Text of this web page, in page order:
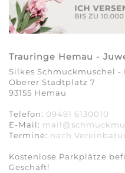
Trauringe Hemau -
Silkes Schmuckmuschel -
Oberer Stadtplatz 7
93155 Hemau
Telefon: 09491 6130010
E-Mail:
Termine: nach
Kostenlose Parkplätze
Geschäft!